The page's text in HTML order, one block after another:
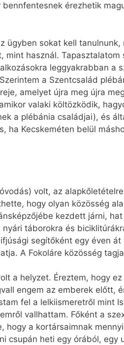
érezhetik
ügyben sokat kell tanulnunk,
mint használ. Tapasztalatom
leggyakrabban a
a Szentcsalád
amelyet újra meg újra
valaki költözködik,
a plébánia családjai), és
ha Kecskeméten belül
volt, az
hogy olyan közösség
kezdett járni,
táborokra és
segítőként egy éven
A Fokoláre közösség
a helyzet. Éreztem, hogy
engem az emberek előtt,
fel a lelkiismeretről mint
vallhattam. Főként a
hogy a kortársaimnak
csupán heti egy órából, egy